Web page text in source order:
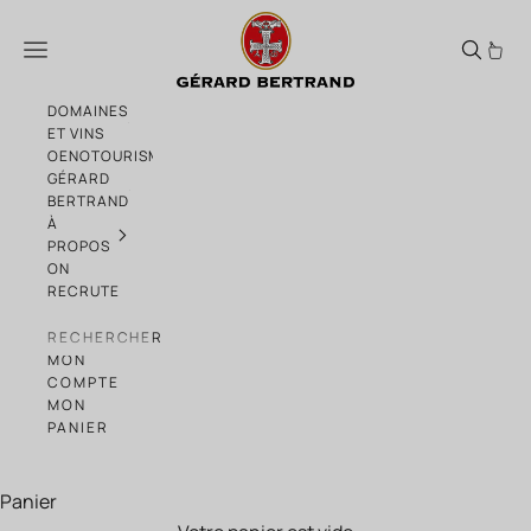
Héritage "An 940" merlot Bio 2022 75cl
Menu
DOMAINES
ET VINS
OENOTOURISME
GÉRARD
BERTRAND
À
PROPOS
ON
RECRUTE
RECHERCHER
MON
COMPTE
MON
PANIER
Panier